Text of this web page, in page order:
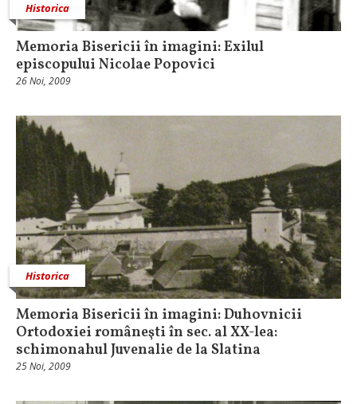
Historica
Memoria Bisericii în imagini: Exilul
episcopului Nicolae Popovici
26 Noi, 2009
Historica
Memoria Bisericii în imagini: Duhovnicii
Ortodoxiei româneşti în sec. al XX-lea:
schimonahul Juvenalie de la Slatina
25 Noi, 2009